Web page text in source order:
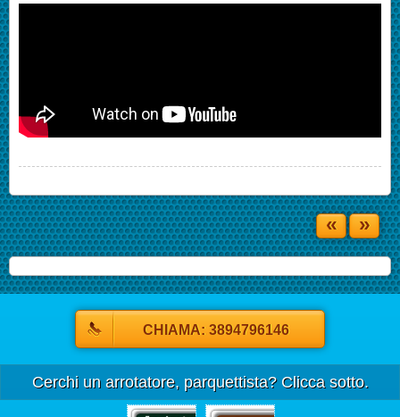
« »
CHIAMA: 3894796146
Cerchi un arrotatore, parquettista? Clicca sotto.